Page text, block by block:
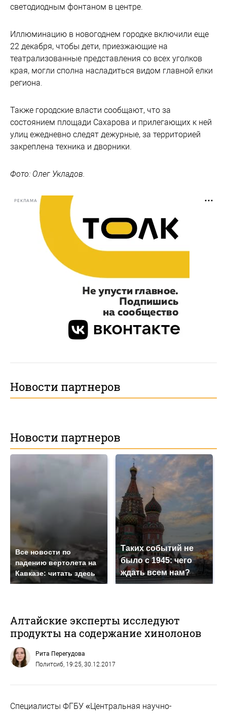
светодиодным фонтаном в центре.
Иллюминацию в новогоднем городке включили еще
22 декабря, чтобы дети, приезжающие на
театрализованные представления со всех уголков
края, могли сполна насладиться видом главной елки
региона.
Также городские власти сообщают, что за
состоянием площади Сахарова и прилегающих к ней
улиц ежедневно следят дежурные, за территорией
закреплена техника и дворники.
Фото: Олег Укладов.
РЕКЛАМА
Новости партнеров
Новости партнеров
Все новости по
падению вертолета на
Кавказе: читать здесь
Таких событий не
было с 1945: чего
ждать всем нам?
Алтайские эксперты исследуют
продукты на содержание хинолонов
Рита Перегудова
Политсиб, 19:25, 30.12.2017
Специалисты ФГБУ «Центральная научно-